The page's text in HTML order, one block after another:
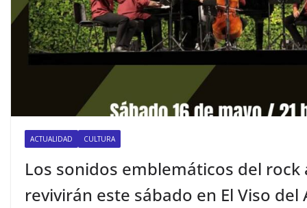
ACTUALIDAD CULTURA
Los sonidos emblemáticos del rock
revivirán este sábado en El Viso del